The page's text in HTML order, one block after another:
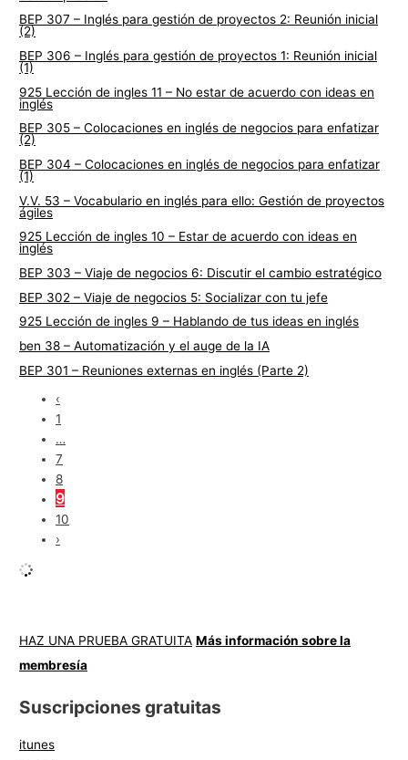
BEP 307 – Inglés para gestión de proyectos 2: Reunión inicial
(2)
BEP 306 – Inglés para gestión de proyectos 1: Reunión inicial
(1)
925 Lección de ingles 11 – No estar de acuerdo con ideas en
inglés
BEP 305 – Colocaciones en inglés de negocios para enfatizar
(2)
BEP 304 – Colocaciones en inglés de negocios para enfatizar
(1)
V.V. 53 – Vocabulario en inglés para ello: Gestión de proyectos
ágiles
925 Lección de ingles 10 – Estar de acuerdo con ideas en
inglés
BEP 303 – Viaje de negocios 6: Discutir el cambio estratégico
BEP 302 – Viaje de negocios 5: Socializar con tu jefe
925 Lección de ingles 9 – Hablando de tus ideas en inglés
ben 38 – Automatización y el auge de la IA
BEP 301 – Reuniones externas en inglés (Parte 2)
‹
1
…
7
8
9
10
›
HAZ UNA PRUEBA GRATUITA Más información sobre la
membresía
Suscripciones gratuitas
itunes